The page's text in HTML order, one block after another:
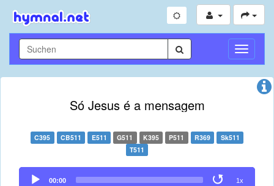
Só Jesus é a mensagem
C395 CB511 E511 G511 K395 P511 R369
Sk511
T511
Audio
00:00 1x